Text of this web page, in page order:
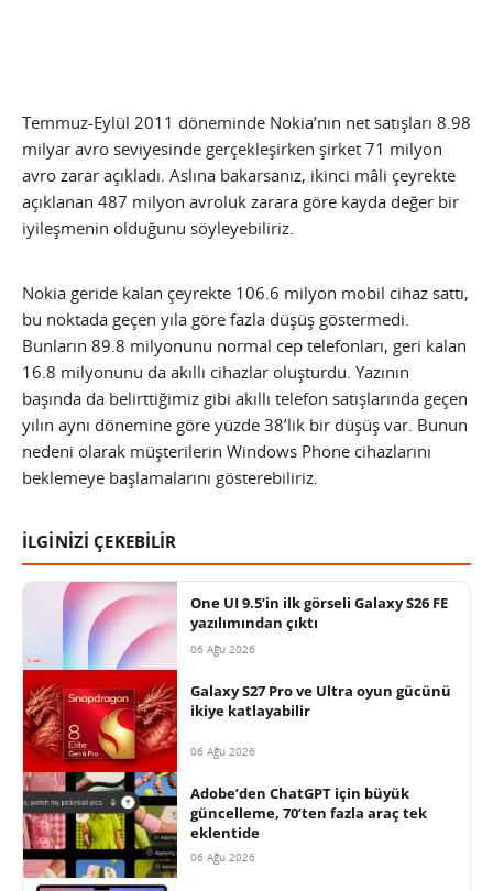
Temmuz-Eylül 2011 döneminde Nokia’nın net satışları 8.98
milyar avro seviyesinde gerçekleşirken şirket 71 milyon
avro zarar açıkladı. Aslına bakarsanız, ikinci mâli çeyrekte
açıklanan 487 milyon avroluk zarara göre kayda değer bir
iyileşmenin olduğunu söyleyebiliriz.
Nokia geride kalan çeyrekte 106.6 milyon mobil cihaz sattı,
bu noktada geçen yıla göre fazla düşüş göstermedi.
Bunların 89.8 milyonunu normal cep telefonları, geri kalan
16.8 milyonunu da akıllı cihazlar oluşturdu. Yazının
başında da belirttiğimiz gibi akıllı telefon satışlarında geçen
yılın aynı dönemine göre yüzde 38’lik bir düşüş var. Bunun
nedeni olarak müşterilerin Windows Phone cihazlarını
beklemeye başlamalarını gösterebiliriz.
İLGİNİZİ ÇEKEBİLİR
One UI 9.5’in ilk görseli Galaxy S26 FE
yazılımından çıktı
06 Ağu 2026
Galaxy S27 Pro ve Ultra oyun gücünü
ikiye katlayabilir
06 Ağu 2026
Adobe’den ChatGPT için büyük
güncelleme, 70’ten fazla araç tek
eklentide
06 Ağu 2026